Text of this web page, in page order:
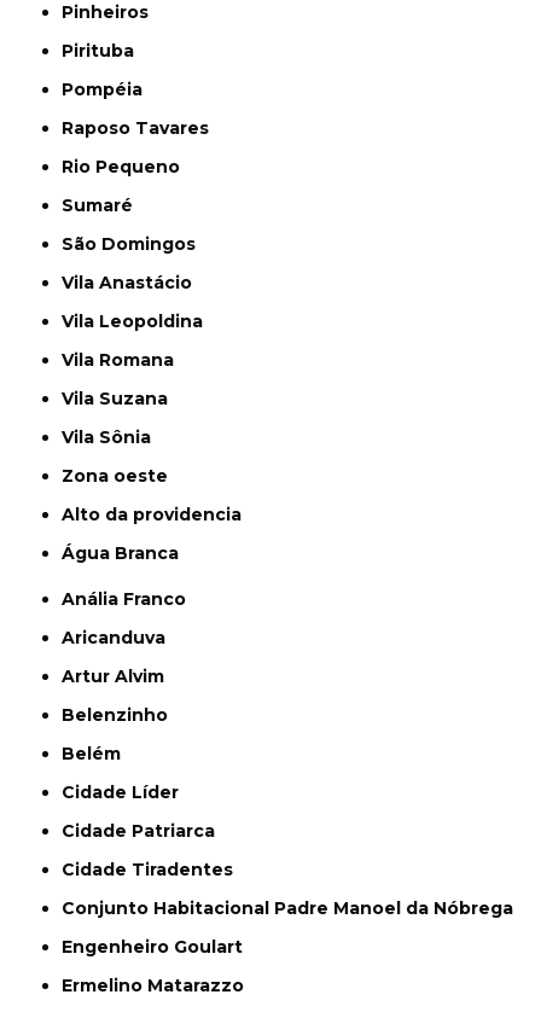
Pinheiros
Pirituba
Pompéia
Raposo Tavares
Rio Pequeno
Sumaré
São Domingos
Vila Anastácio
Vila Leopoldina
Vila Romana
Vila Suzana
Vila Sônia
Zona oeste
alto da providencia
Água Branca
Anália Franco
Aricanduva
Artur Alvim
Belenzinho
Belém
Cidade Líder
Cidade Patriarca
Cidade Tiradentes
Conjunto Habitacional Padre Manoel da Nóbrega
Engenheiro Goulart
Ermelino Matarazzo